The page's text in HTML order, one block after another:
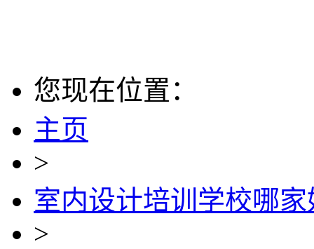
您现在位置：
主页
>
室内设计培训学校哪家
>